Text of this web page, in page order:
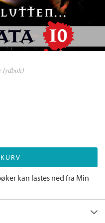
lydbok)
kan lastes ned fra Min